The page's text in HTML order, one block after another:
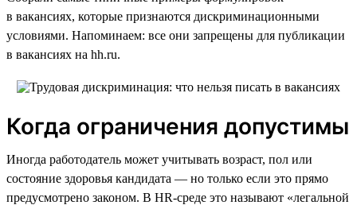
в вакансиях, которые признаются дискриминационными
условиями. Напоминаем: все они запрещены для публикации
в вакансиях на hh.ru.
Когда ограничения допустимы
Иногда работодатель может учитывать возраст, пол или
состояние здоровья кандидата — но только если это прямо
предусмотрено законом. В HR-среде это называют «легальной